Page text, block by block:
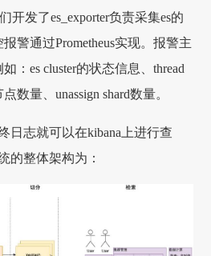
开发了es_exporter负责采集es的
警通过Prometheus实现。报警主
：es cluster的状态信息、thread
数量、unassign shard数量。
日志就可以在kibana上进行查
的整体架构为：